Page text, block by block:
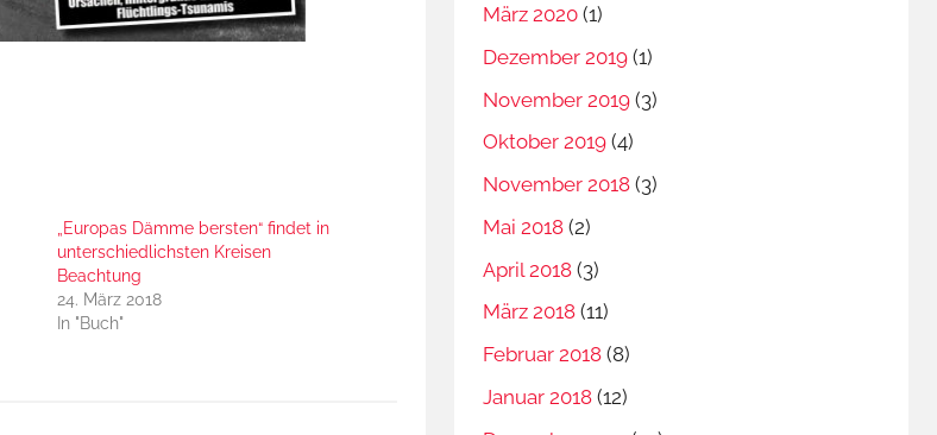
„Europas Dämme bersten“ findet in
unterschiedlichsten Kreisen
Beachtung
24. März 2018
In "Buch"
März 2020 (1)
Dezember 2019 (1)
November 2019 (3)
Oktober 2019 (4)
November 2018 (3)
Mai 2018 (2)
April 2018 (3)
März 2018 (11)
Februar 2018 (8)
Januar 2018 (12)